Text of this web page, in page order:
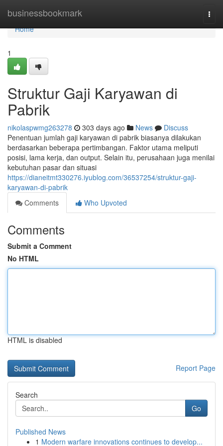
businessbookmark
Home
Home
1
Struktur Gaji Karyawan di
Pabrik
nikolaspwmg263278 303 days ago News
Discuss
Penentuan jumlah gaji karyawan di pabrik biasanya dilakukan
berdasarkan beberapa pertimbangan. Faktor utama meliputi
posisi, lama kerja, dan output. Selain itu, perusahaan juga menilai
kebutuhan pasar dan situasi
https://dianeitmt330276.iyublog.com/36537254/struktur-gaji-
karyawan-di-pabrik
Comments
Who Upvoted
Comments
Submit a Comment
No HTML
HTML is disabled
Report Page
Search
Go
Published News
1 Modern warfare innovations continues to develop...